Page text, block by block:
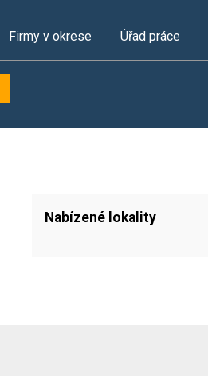
Firmy v okrese Úřad práce
Nabízené lokality